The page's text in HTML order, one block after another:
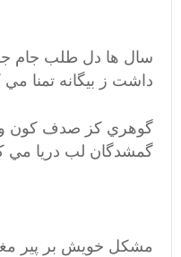
سال ها دل طلب جام
داشت ز بيگانه تمنا مي
گوهري کز صدف کون
گمشدگان لب دريا مي
مشکل خويش بر پير